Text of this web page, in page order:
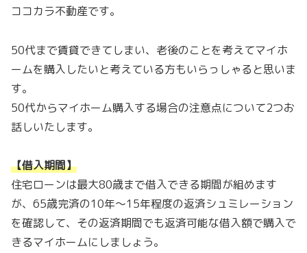
ココカラ不動産です。
50代まで賃貸できてしまい、老後のことを考えてマイホ
ームを購入したいと考えている方もいらっしゃると思いま
す。
50代からマイホーム購入する場合の注意点について2つお
話しいたします。
【借入期間】
住宅ローンは最大80歳まで借入できる期間が組めます
が、65歳完済の10年〜15年程度の返済シュミレーション
を確認して、その返済期間でも返済可能な借入額で購入で
きるマイホームにしましょう。